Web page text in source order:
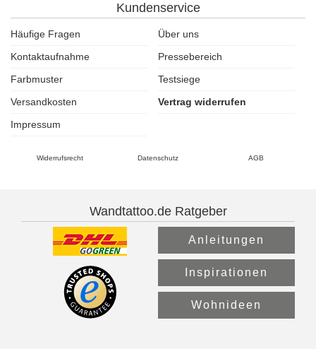
Kundenservice
Häufige Fragen
Über uns
Kontaktaufnahme
Pressebereich
Farbmuster
Testsiege
Versandkosten
Vertrag widerrufen
Impressum
Widerrufsrecht Datenschutz AGB
Wandtattoo.de Ratgeber
Anleitungen
Inspirationen
Wohnideen